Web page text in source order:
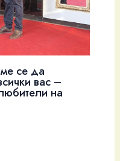
се да
вас –
на